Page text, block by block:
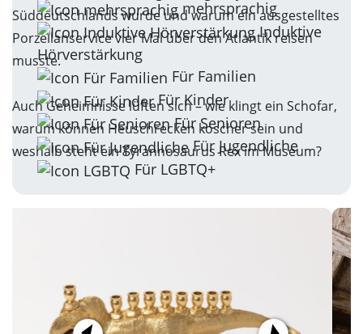
Süddeutschlands wurde und warum ein ausgestelltes
Porzellanservice vier Mal über den Atlantik reisen
musste.
Auch Geheimnisse lüften sich – wie klingt ein Schofar,
warum können Heuschrecken koscher sein und
weshalb steht ein Tyrannosaurus Rex im Museum?
mehrsprachig
Induktive
Hörverstärkung
Für Familien
Für Kinder
Für Senioren
Für Jugendliche
Für LGBTQ+